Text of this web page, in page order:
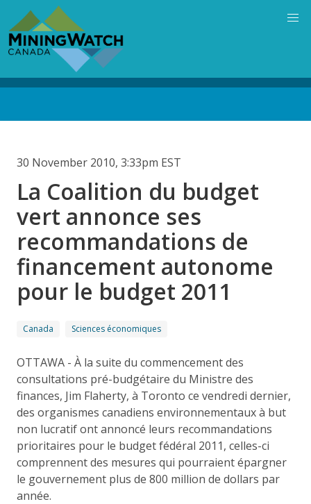
main
content
30 November 2010, 3:33pm EST
La Coalition du budget
vert annonce ses
recommandations de
financement autonome
pour le budget 2011
Canada Sciences économiques
OTTAWA - À la suite du commencement des
consultations pré-budgétaire du Ministre des
finances, Jim Flaherty, à Toronto ce vendredi dernier,
des organismes canadiens environnementaux à but
non lucratif ont annoncé leurs recommandations
prioritaires pour le budget fédéral 2011, celles-ci
comprennent des mesures qui pourraient épargner
le gouvernement plus de 800 million de dollars par
année.